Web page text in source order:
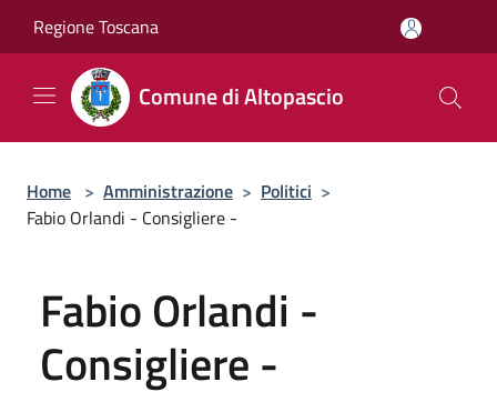
Regione Toscana
Comune di Altopascio
Home > Amministrazione > Politici >
Fabio Orlandi - Consigliere -
Fabio Orlandi -
Consigliere -